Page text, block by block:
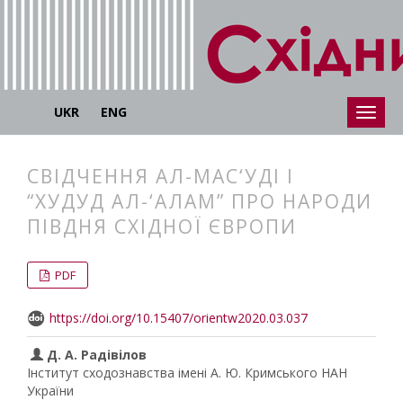
UKR ENG
СВІДЧЕННЯ АЛ-МАС‘УДІ І
“ХУДУД АЛ-‘АЛАМ” ПРО НАРОДИ
ПІВДНЯ СХІДНОЇ ЄВРОПИ
PDF
https://doi.org/10.15407/orientw2020.03.037
Д. А. Радівілов
Інститут сходознавства імені А. Ю. Кримського НАН
України